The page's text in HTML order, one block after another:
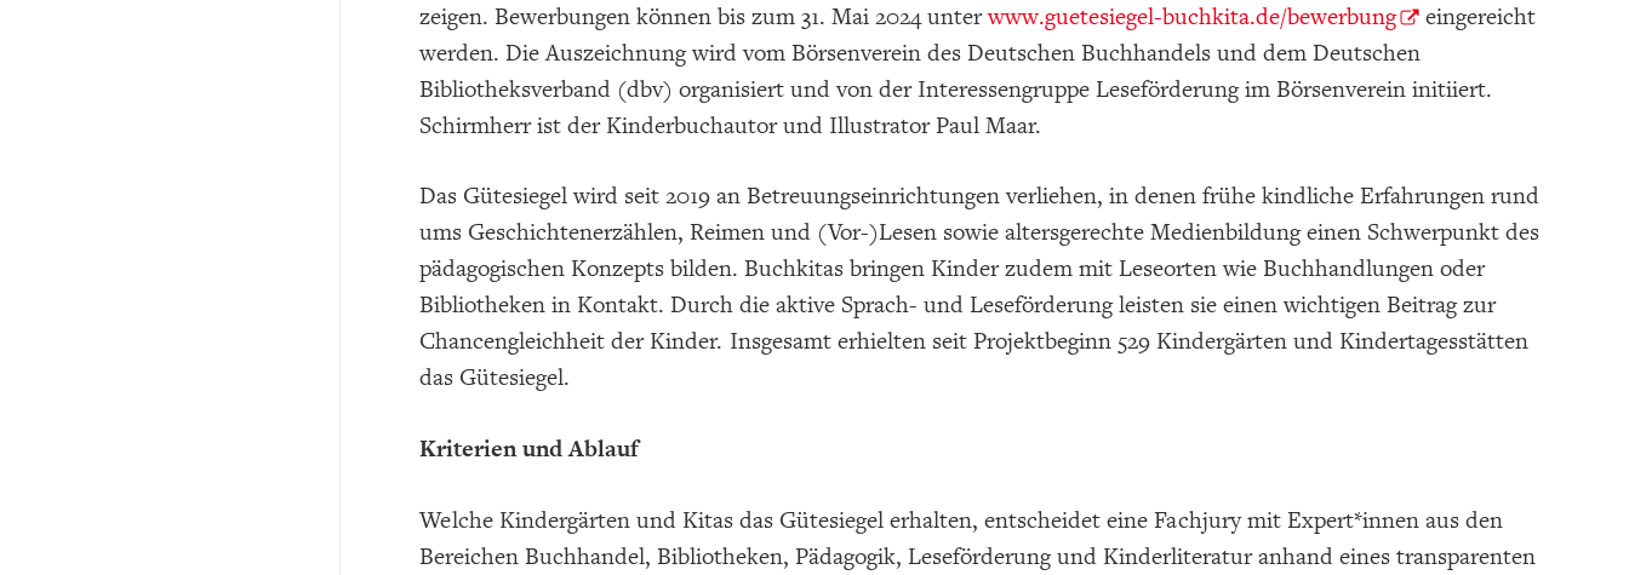
zeigen. Bewerbungen können bis zum 31. Mai 2024 unterwww.guetesiegel-buchkita.de/bewerbung
eingereicht
werden. Die Auszeichnung wird vom Börsenverein des Deutschen Buchhandels und dem Deutschen
Bibliotheksverband (dbv) organisiert und von der Interessengruppe Leseförderung im Börsenverein initiiert.
Schirmherr ist der Kinderbuchautor und Illustrator Paul Maar.
Das Gütesiegel wird seit 2019 an Betreuungseinrichtungen verliehen, in denen frühe kindliche Erfahrungen rund
ums Geschichtenerzählen, Reimen und (Vor-)Lesen sowie altersgerechte Medienbildung einen Schwerpunkt des
pädagogischen Konzepts bilden. Buchkitas bringen Kinder zudem mit Leseorten wie Buchhandlungen oder
Bibliotheken in Kontakt. Durch die aktive Sprach- und Leseförderung leisten sie einen wichtigen Beitrag zur
Chancengleichheit der Kinder. Insgesamt erhielten seit Projektbeginn 529 Kindergärten und Kindertagesstätten
das Gütesiegel.
Kriterien und Ablauf
Welche Kindergärten und Kitas das Gütesiegel erhalten, entscheidet eine Fachjury mit Expert*innen aus den
Bereichen Buchhandel, Bibliotheken, Pädagogik, Leseförderung und Kinderliteratur anhand eines transparenten